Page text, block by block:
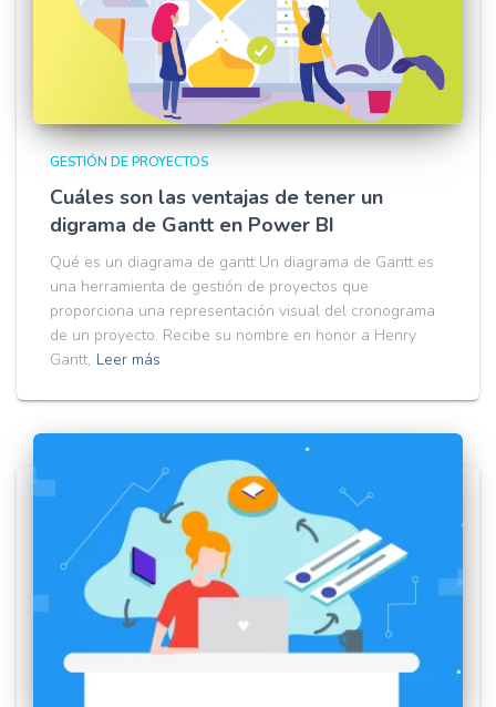
GESTIÓN DE PROYECTOS
Cuáles son las ventajas de tener un
digrama de Gantt en Power BI
Qué es un diagrama de gantt Un diagrama de Gantt es
una herramienta de gestión de proyectos que
proporciona una representación visual del cronograma
de un proyecto. Recibe su nombre en honor a Henry
Gantt, Leer más